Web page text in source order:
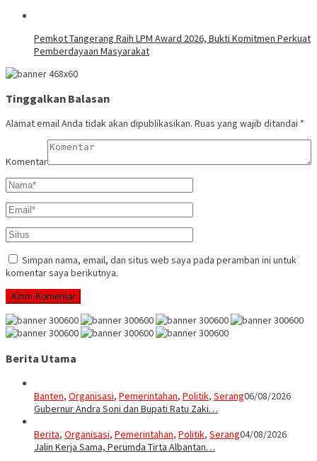
Pemkot Tangerang Raih LPM Award 2026, Bukti Komitmen Perkuat
Pemberdayaan Masyarakat
Tinggalkan Balasan
Alamat email Anda tidak akan dipublikasikan. Ruas yang wajib ditandai *
Komentar
Simpan nama, email, dan situs web saya pada peramban ini untuk
komentar saya berikutnya.
Berita Utama
Banten, Organisasi, Pemerintahan, Politik, Serang06/08/2026
Gubernur Andra Soni dan Bupati Ratu Zaki…
Berita, Organisasi, Pemerintahan, Politik, Serang04/08/2026
Jalin Kerja Sama, Perumda Tirta Albantan…